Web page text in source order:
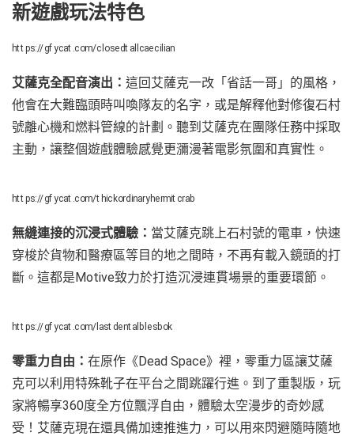
新遊戲玩法特色
https://gfycat.com/closedtallcaecilian
艾薩克全配音演出： 這回艾薩克一改「省話一哥」的風格，
他會在大難臨頭時叫喚隊友的名字，或是解釋他對修復石村
號離心機和燃料管線的計劃。聽到艾薩克在團隊任務中採取
主動，讓整個遊戲體驗感覺更瀰漫著電影氛圍和真實性。
https://gfycat.com/thickordinaryhermitcrab
無縫連接的沉浸式體驗： 當艾薩克跳上石村號的電車，快速
穿梭於貨物和醫療區等目的地之間時，不再有載入鏡頭的打
斷。這都是Motive致力於打造沉浸連貫場景的重要環節。
https://gfycat.com/lastdentalblesbok
零重力自由： 在原作《Dead Space》裡，零重力區讓艾薩
克可以利用特殊靴子在平台之間跳躍行進。到了重製版，玩
家將暢享360度全方位飄浮自由，體驗太空漫步的奇妙感
受！艾薩克現在還具備加速推進力，可以用來閃避隨時隨地